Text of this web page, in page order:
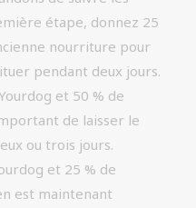
étape, donnez 25
nourriture pour
pendant deux jours.
et 50 % de
de laisser le
ou trois jours.
et 25 % de
est maintenant